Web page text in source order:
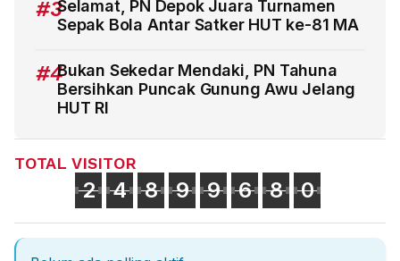
#3Selamat, PN Depok Juara Turnamen
Sepak Bola Antar Satker HUT ke-81 MA
#4Bukan Sekedar Mendaki, PN Tahuna
Bersihkan Puncak Gunung Awu Jelang
HUT RI
TOTAL VISITOR
2 4 8 9 9 6 8 0